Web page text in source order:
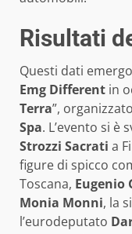
Risultati
Questi dati
Emg Different in
Terra”,
Spa. L’evento si è
Strozzi Sacrati a
figure di spicco
Toscana, Eugenio
Monia Monni, la
l’eurodeputato